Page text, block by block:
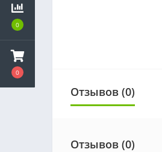
0
0
Отзывов (0)
Отзывов (0)